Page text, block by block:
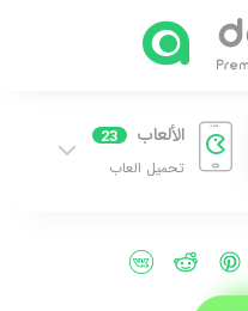
الألعاب 23
تحميل العاب